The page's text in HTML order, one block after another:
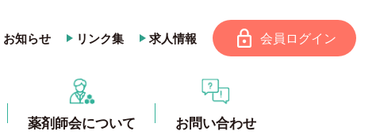
お知らせ リンク集 求人情報 会員ログイン
薬剤師会について お問い合わせ